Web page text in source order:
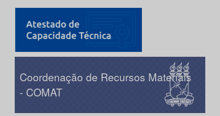
Coordenação de Recursos Materiais
- COMAT